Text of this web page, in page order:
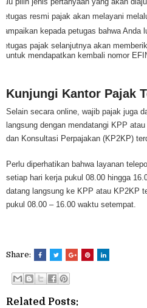
resmi pajak akan melayani
kepada petugas bahwa Anda
pajak selanjutnya akan
untuk mendapatkan kembali nomor
Kunjungi Kantor Pajak
Selain secara online, wajib pajak juga
langsung dengan mendatangi KPP
dan Konsultasi Perpajakan (KP2KP)
Perlu diperhatikan bahwa layanan
setiap hari kerja pukul 08.00 hingga
datang langsung ke KPP atau KP2KP
pukul 08.00 – 16.00 waktu setempat.
Share:
Related Posts: